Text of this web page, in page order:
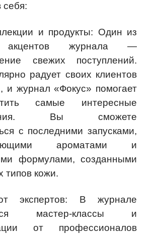
себя:
и продукты: Один из
акцентов журнала —
свежих поступлений.
радует своих клиентов
и журнал «Фокус» помогает
самые интересные
Вы сможете
с последними запусками,
ароматами и
формулами, созданными
типов кожи.
экспертов: В журнале
мастер-классы и
от профессионалов